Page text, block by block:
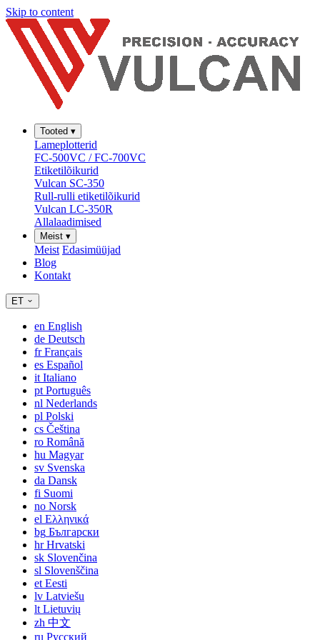
Skip to content
Tooted ▾
Lameplotterid
FC-500VC / FC-700VC
Etiketilõikurid
Vulcan SC-350
Rull-rulli etiketilõikurid
Vulcan LC-350R
Allalaadimised
Meist ▾
Meist Edasimüüjad
Blog
Kontakt
ET
en English
de Deutsch
frFrançais
es Español
it Italiano
pt Português
nl Nederlands
pl Polski
cs Čeština
ro Română
hu Magyar
sv Svenska
da Dansk
fi Suomi
no Norsk
el Ελληνικά
bg Български
hrHrvatski
sk Slovenčina
sl Slovenščina
et Eesti
lv Latviešu
lt Lietuvių
zh 中文
ru Русский